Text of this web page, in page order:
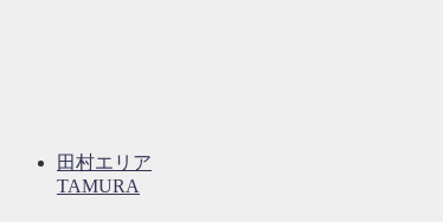
田村エリア
TAMURA